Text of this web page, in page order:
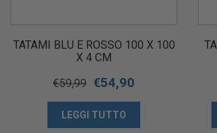
TATAMI BLU E ROSSO 100 X 100
X 4 CM
€59,99 €54,90
LEGGI TUTTO